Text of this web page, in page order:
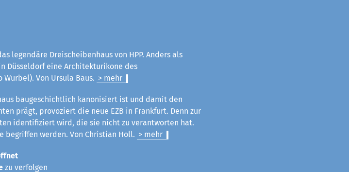
legendäre Dreischeibenhaus von HPP. Anders als
Düsseldorf eine Architekturikone des
Von Ursula Baus. > mehr
baugeschichtlich kanonisiert ist und damit den
prägt, provoziert die neue EZB in Frankfurt. Denn zur
identifiziert wird, die sie nicht zu verantworten hat.
begriffen werden. Von Christian Holl. > mehr
zu verfolgen